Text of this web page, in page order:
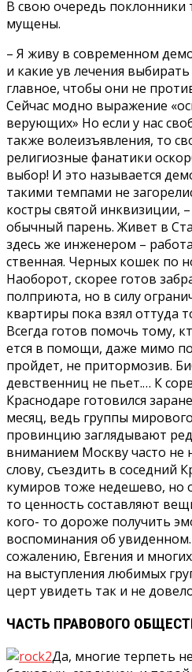
В свою очередь
мущены.
– Я живу в современном
и какие ув лечения
главное, чтобы они не
Сейчас модно выражение
верую­щих» Но если у нас
также волеизъявления, то
религиоз­ные фанатики
выбор! И это называется
такими темпами не
костры святой инквизиции,
обычный парень. Живет в
здесь же инженером –
ственная. Черных кошек по
Наоборот, скорее готов
полприюта, но в силу
квартиры пока взял отту­да
Всегда готов помочь тому,
ется в помощи, даже мимо
пройдет, не притормозив.
девствен­ниц не пьет.… К
Краснодаре го­товился
месяц, ведь группы
провинцию заглядывают
вниманием Москву часто не
сло­ву, съездить в соседний
кумиров тоже недешево, но
то ценность составляют
кого- то дороже получить
воспоминания об
сожалению, Евгения и
на выступления любимых
церт увидеть так и не
ЧАСТЬ ПРАВОВОГО
Да, многие терпеть